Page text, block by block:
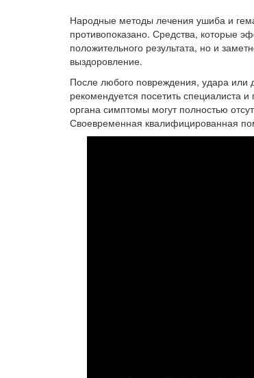
Народные методы лечения ушиба и
противопоказано. Средства, которые
положительного результата, но и
выздоровление.
После любого повреждения, удара или
рекомендуется посетить специалиста
органа симптомы могут полностью
Своевременная квалифицированная